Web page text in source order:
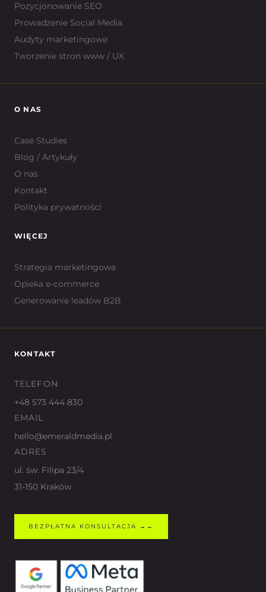
Pozycjonowanie SEO
Prowadzenie Social Media
Audyty marketingowe
Tworzenie stron www / UX
O NAS
Case Studies
Blog / Artykuły
O nas
Kontakt
Polityka prywatności
WIĘCEJ
Strategia marketingowa
Opieka e-commerce
Generowanie leadów B2B
KONTAKT
TELEFON
+48 573 444 830
EMAIL
hello@emeraldmedia.pl
ADRES
ul. św. Filipa 23/4
31-150 Kraków
BEZPŁATNA KONSULTACJA →